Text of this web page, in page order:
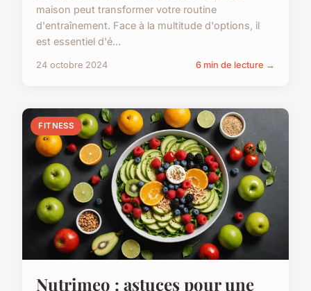
maison peut transformer votre routine
d'entraînement. Face à la multitude d'options, il
est essentiel d'é...
24 octobre 2024 6 min de lecture →
FITNESS
Nutrimeo : astuces pour une